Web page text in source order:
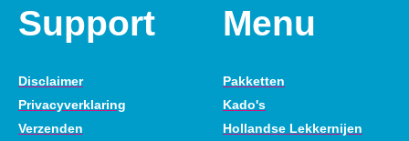
Support
Disclaimer
Privacyverklaring
Verzenden
Menu
Pakketten
Kado's
Hollandse Lekkernijen